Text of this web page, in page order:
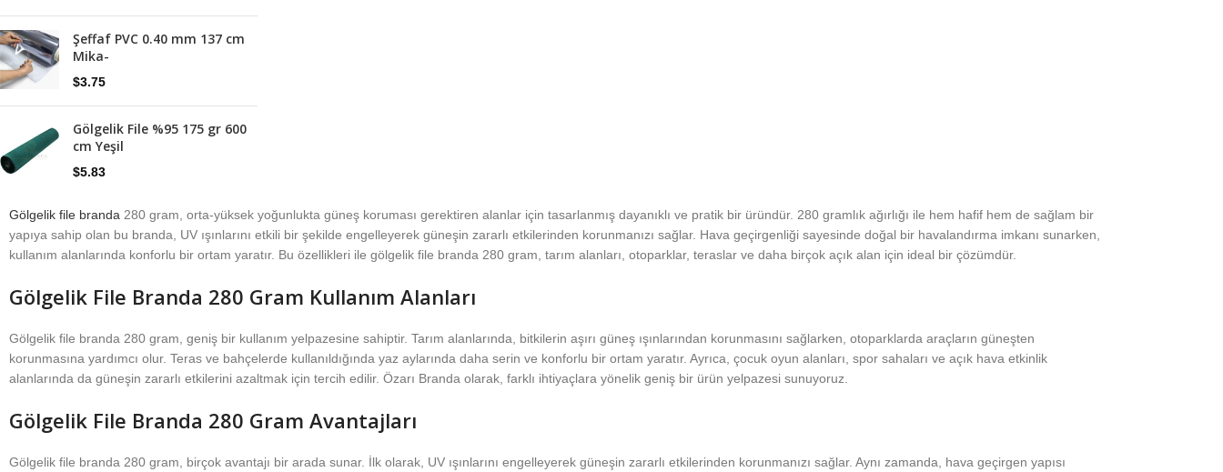
Şeffaf PVC 0.40 mm 137 cm
Mika-
$3.75
Gölgelik File %95 175 gr 600
cm Yeşil
$5.83
Gölgelik file branda 280 gram, orta-yüksek yoğunlukta güneş koruması gerektiren alanlar için tasarlanmış dayanıklı ve pratik bir üründür. 280 gramlık ağırlığı ile hem hafif hem de sağlam bir
yapıya sahip olan bu branda, UV ışınlarını etkili bir şekilde engelleyerek güneşin zararlı etkilerinden korunmanızı sağlar. Hava geçirgenliği sayesinde doğal bir havalandırma imkanı sunarken,
kullanım alanlarında konforlu bir ortam yaratır. Bu özellikleri ile gölgelik file branda 280 gram, tarım alanları, otoparklar, teraslar ve daha birçok açık alan için ideal bir çözümdür.
Gölgelik File Branda 280 Gram Kullanım Alanları
Gölgelik file branda 280 gram, geniş bir kullanım yelpazesine sahiptir. Tarım alanlarında, bitkilerin aşırı güneş ışınlarından korunmasını sağlarken, otoparklarda araçların güneşten
korunmasına yardımcı olur. Teras ve bahçelerde kullanıldığında yaz aylarında daha serin ve konforlu bir ortam yaratır. Ayrıca, çocuk oyun alanları, spor sahaları ve açık hava etkinlik
alanlarında da güneşin zararlı etkilerini azaltmak için tercih edilir. Özarı Branda olarak, farklı ihtiyaçlara yönelik geniş bir ürün yelpazesi sunuyoruz.
Gölgelik File Branda 280 Gram Avantajları
Gölgelik file branda 280 gram, birçok avantajı bir arada sunar. İlk olarak, UV ışınlarını engelleyerek güneşin zararlı etkilerinden korunmanızı sağlar. Aynı zamanda, hava geçirgen yapısı